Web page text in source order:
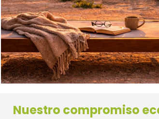
Nuestro compromiso